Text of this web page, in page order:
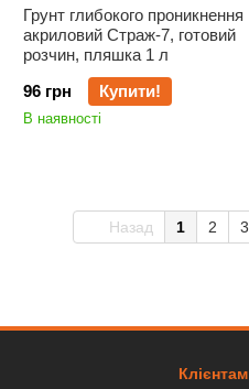
Грунт глибокого проникнення
акриловий Страж-7, готовий
розчин, пляшка 1 л
96 грн
Купити!
В наявності
Назад 1 2 3
Клієнтам